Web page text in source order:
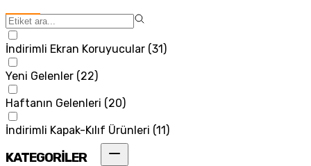
İndirimli Ekran Koruyucular (31 )
Yeni Gelenler (22)
Haftanın Gelenleri (20)
İndirimli Kapak-Kılıf Ürünleri (11 )
KATEGORİLER